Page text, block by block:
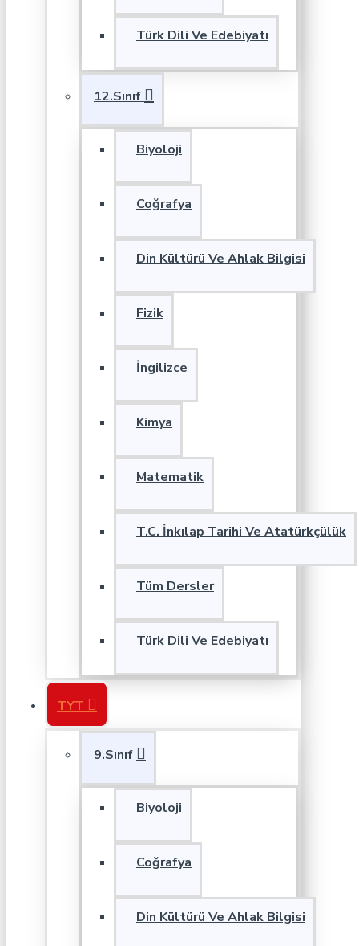
Türk Dili Ve Edebiyatı
12.Sınıf
Biyoloji
Coğrafya
Din Kültürü Ve Ahlak Bilgisi
Fizik
İngilizce
Kimya
Matematik
T.C. İnkılap Tarihi Ve Atatürkçülük
Tüm Dersler
Türk Dili Ve Edebiyatı
TYT
9.Sınıf
Biyoloji
Coğrafya
Din Kültürü Ve Ahlak Bilgisi